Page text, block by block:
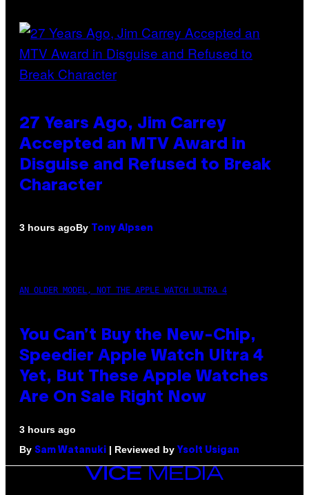
27 Years Ago, Jim Carrey
Accepted an MTV Award in
Disguise and Refused to Break
Character
3 hours agoBy Tony Alpsen
AN OLDER MODEL, NOT THE APPLE WATCH ULTRA 4
You Can’t Buy the New-Chip,
Speedier Apple Watch Ultra 4
Yet, But These Apple Watches
Are On Sale Right Now
3 hours ago
By Sam Watanuki | Reviewed by Ysolt Usigan
VICE
MEDIA